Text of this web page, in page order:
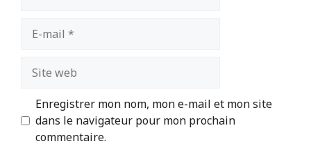
mail
web
Enregistrer mon nom, mon e-mail et mon site
dans le navigateur pour mon prochain
commentaire.